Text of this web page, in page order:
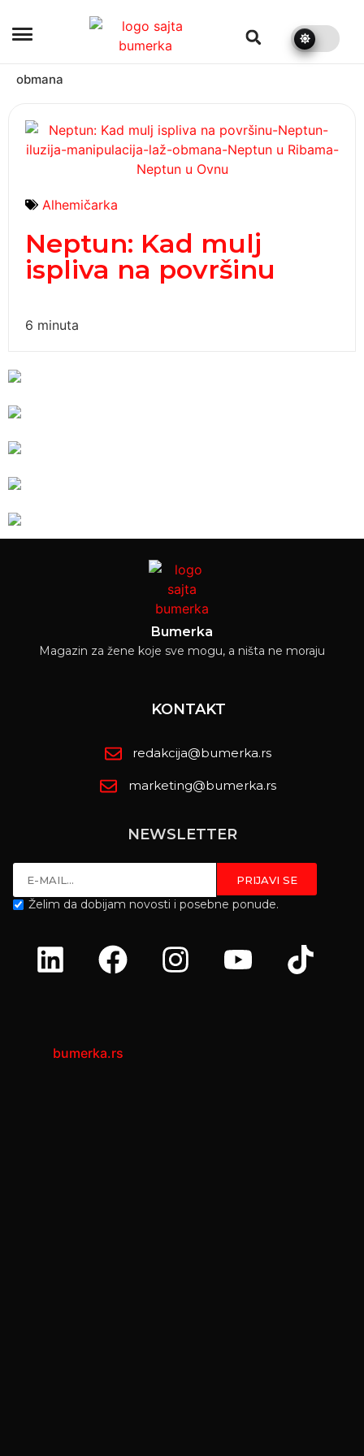
obmana
Alhemičarka
Neptun: Kad mulj
ispliva na površinu
6 minuta
Bumerka
Magazin za žene koje sve mogu, a ništa ne moraju
KONTAKT
redakcija@bumerka.rs
marketing@bumerka.rs
NEWSLETTER
Želim da dobijam novosti i posebne ponude.
bumerka.rs